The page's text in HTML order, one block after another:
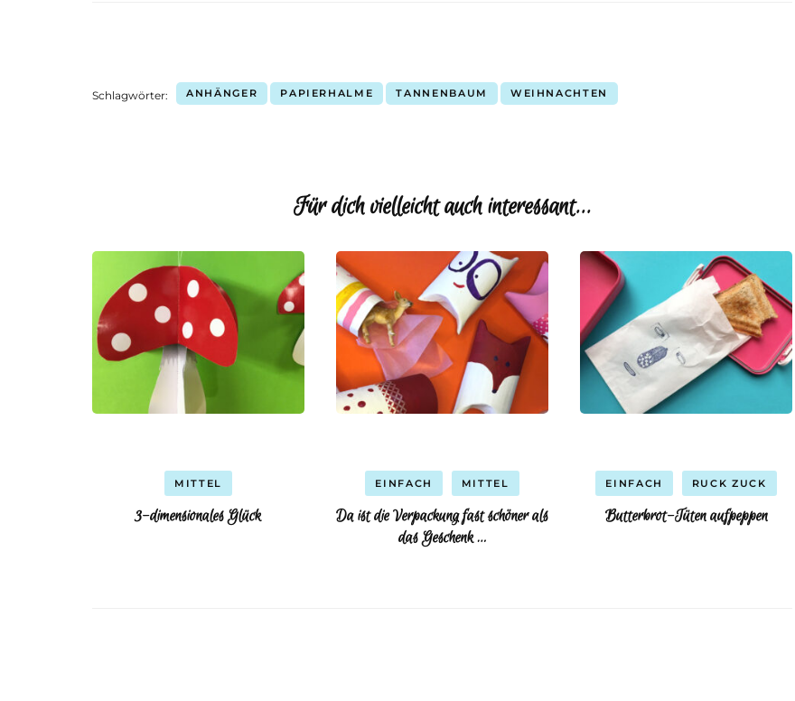
Schlagwörter: ANHÄNGER PAPIERHALME TANNENBAUM WEIHNACHTEN
Für dich vielleicht auch interessant...
MITTEL
3-dimensionales Glück
EINFACH MITTEL
Da ist die Verpackung fast schöner als
das Geschenk …
EINFACH RUCK ZUCK
Butterbrot-Tüten aufpeppen